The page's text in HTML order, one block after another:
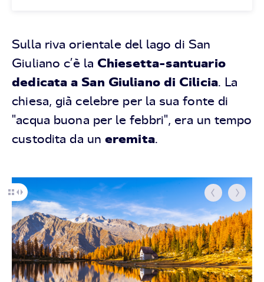
Sulla riva orientale del lago di San
Giuliano c’è la Chiesetta-santuario
dedicata a San Giuliano di Cilicia. La
chiesa, già celebre per la sua fonte di
"acqua buona per le febbri", era un tempo
custodita da un eremita.